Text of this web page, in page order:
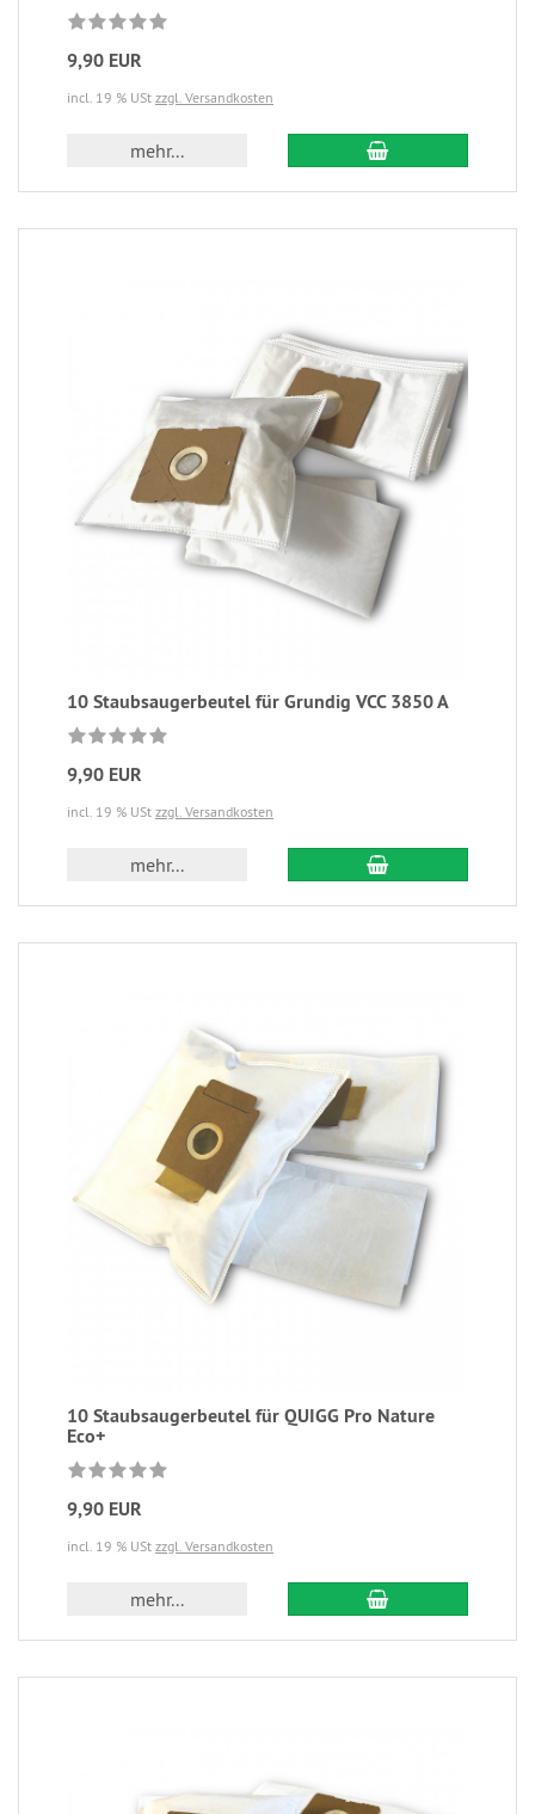
9,90 EUR
incl. 19 % USt zzgl. Versandkosten
mehr...
10 Staubsaugerbeutel für Grundig VCC 3850 A
9,90 EUR
incl. 19 % USt zzgl. Versandkosten
mehr...
10 Staubsaugerbeutel für QUIGG Pro Nature
Eco+
9,90 EUR
incl. 19 % USt zzgl. Versandkosten
mehr...